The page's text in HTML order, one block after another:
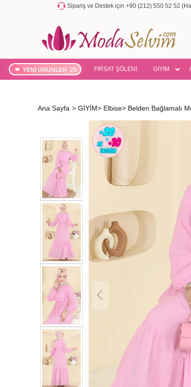
Sipariş ve Destek için +90 (212) 550 52 52
YENİ ÜRÜNLER '26 FIRSAT ŞÖLENİ GİYİM
Ana Sayfa > GİYİM> Elbise> Belden Bağlamalı